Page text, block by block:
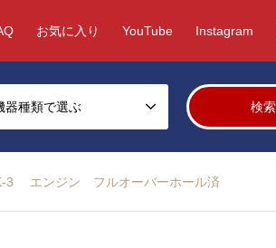
お気に入り YouTube Instagram
器種類で選ぶ
3 エンジン フルオーバーホール済